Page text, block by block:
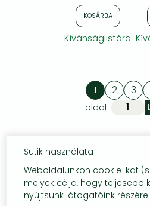
Recipes for a
Happy Tummy
KOSÁRBA
Kívánságlistára
1 2 3
oldal
Sütik használata
Weboldalunkon cookie-kat
melyek célja, hogy teljesebb
nyújtsunk látogatóink részére.